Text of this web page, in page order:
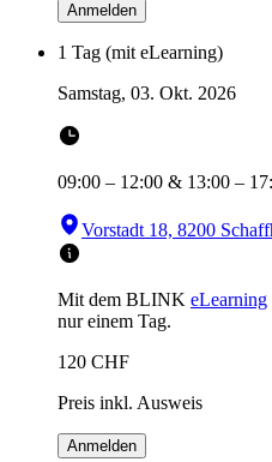
Anmelden
1 Tag (mit eLearning)
Samstag, 03. Okt. 2026
09:00 – 12:00 & 13:00 –
Vorstadt 18, 8200
Mit dem BLINK eLearning
nur einem Tag.
120 CHF
Preis inkl. Ausweis
Anmelden